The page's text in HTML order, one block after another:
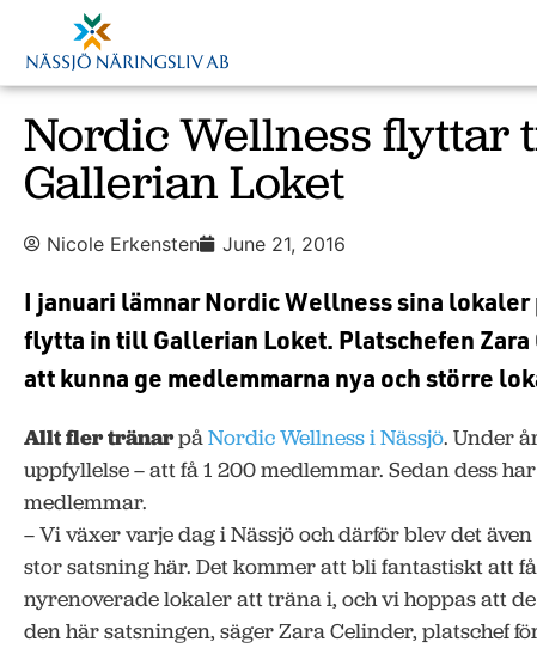
Nordic Wellness flyttar
Gallerian Loket
Nicole Erkensten June 21, 2016
I januari lämnar Nordic Wellness sina lokaler
flytta in till Gallerian Loket. Platschefen
att kunna ge medlemmarna nya och större
Allt fler tränarpåNordic Wellness i Nässjö. Under
uppfyllelse – att få 1 200 medlemmar. Sedan dess
medlemmar.
– Vi växer varje dag i Nässjö och därför blev det
stor satsning här. Det kommer att bli fantastiskt att
nyrenoverade lokaler att träna i, och vi hoppas att
den här satsningen, säger Zara Celinder, platschef